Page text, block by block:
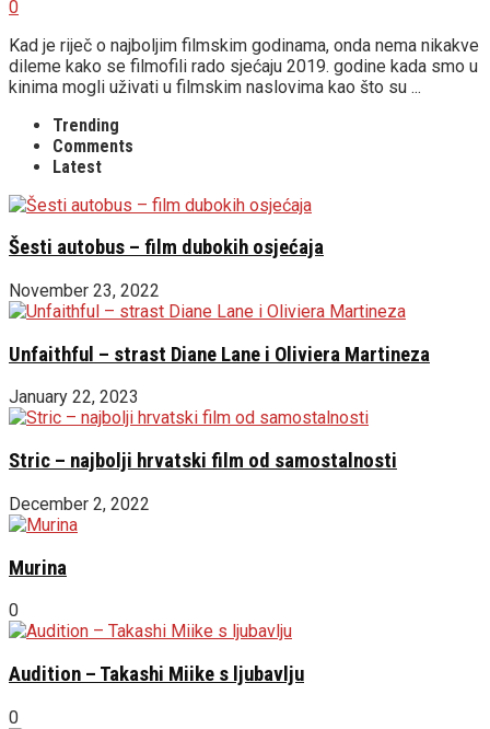
0
Kad je riječ o najboljim filmskim godinama, onda nema nikakve
dileme kako se filmofili rado sjećaju 2019. godine kada smo u
kinima mogli uživati u filmskim naslovima kao što su ...
Trending
Comments
Latest
Šesti autobus – film dubokih osjećaja
November 23, 2022
Unfaithful – strast Diane Lane i Oliviera Martineza
January 22, 2023
Stric – najbolji hrvatski film od samostalnosti
December 2, 2022
Murina
0
Audition – Takashi Miike s ljubavlju
0